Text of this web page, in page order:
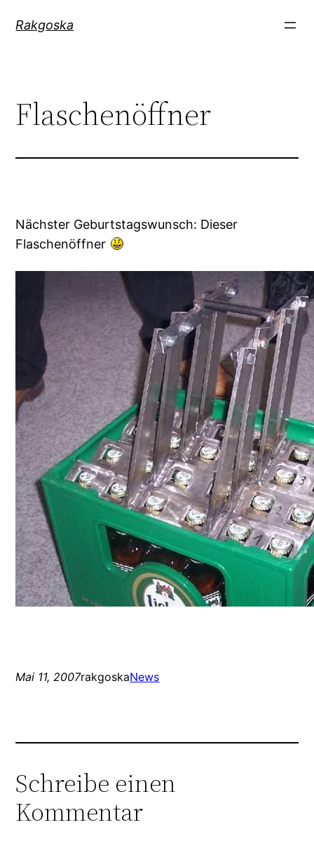
InhaltRakgoska
Flaschenöffner
Nächster Geburtstagswunsch: Dieser
Flaschenöffner
Mai 11, 2007rakgoskaNews
Schreibe einen
Kommentar